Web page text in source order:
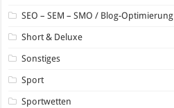
SEO – SEM – SMO / Blog-Optimierung
Short & Deluxe
Sonstiges
Sport
Sportwetten